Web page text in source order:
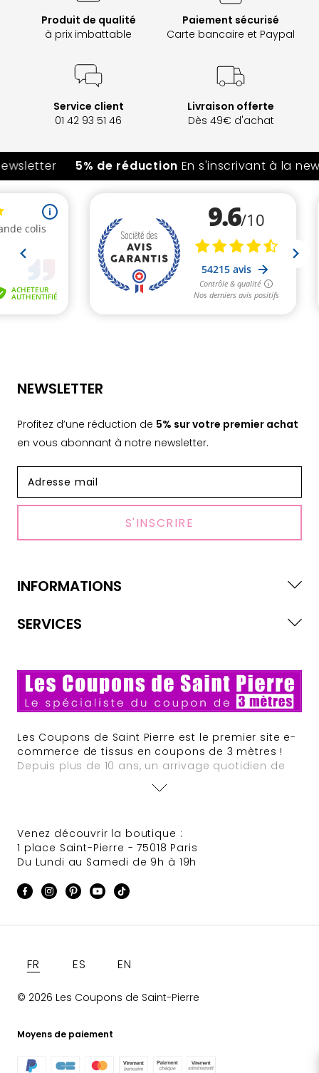
Produit de qualité
à prix imbattable
Paiement sécurisé
Carte bancaire et Paypal
Service client
01 42 93 51 46
Livraison offerte
Dès 49€ d'achat
5% de réductionEn s'inscrivant à la
Les Coupons de Saint Pierre est le premier site e-
commerce de tissus en coupons de 3 mètres !
Depuis plus de 10 ans, un arrivage quotidien de
toute concurrence animent régulièrement le site
leur apparition.
Venez découvrir la boutique :
1 place Saint-Pierre - 75018 Paris
Du Lundi au Samedi de 9h à 19h
INFORMATIONS
SERVICES
NEWSLETTER
Profitez d’une réduction de 5% sur votre premier achat
en vous abonnant à notre newsletter.
S'INSCRIRE
FR ES EN
© 2026 Les Coupons de Saint-Pierre
Moyens de paiement